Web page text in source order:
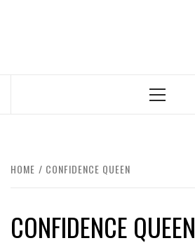
Primary
HOME CONFIDENCE QUEEN
CONFIDENCE QUEEN